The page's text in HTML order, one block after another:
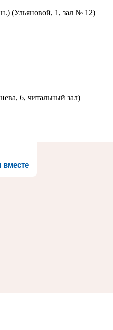
(Ульяновой, 1, зал № 12)
6, читальный зал)